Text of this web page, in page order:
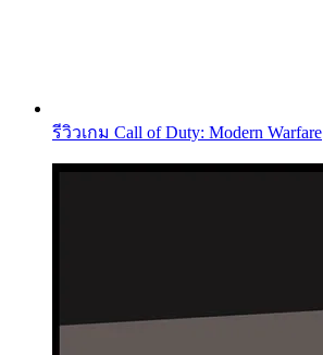
รีวิวเกม Call of Duty: Modern Warfare